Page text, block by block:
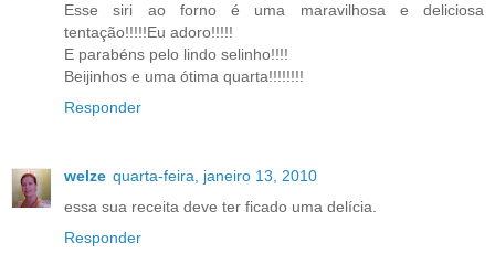
Esse siri ao forno é uma maravilhosa e deliciosa
tentação!!!!!Eu adoro!!!!!
E parabéns pelo lindo selinho!!!!
Beijinhos e uma ótima quarta!!!!!!!!
Responder
welze quarta-feira, janeiro 13, 2010
essa sua receita deve ter ficado uma delícia.
Responder